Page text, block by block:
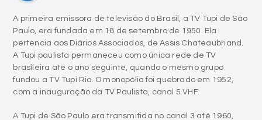
A Tupi paulista permaneceu como única rede de TV
brasileira até o ano seguinte, quando o mesmo grupo
fundou a TV Tupi Rio. O monopólio foi quebrado em 1952,
com a inauguração da TV Paulista, canal 5 VHF.
A Tupi de São Paulo era transmitida no canal 3 até 1960,
quando passou ao canal 4 até o fim das suas atividades,
Rede Tupi foram cassadas.